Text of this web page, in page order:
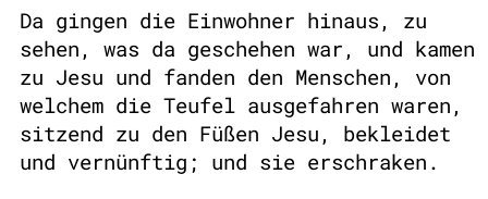
Da gingen die Einwohner hinaus, zu
sehen, was da geschehen war, und kamen
zu Jesu und fanden den Menschen, von
welchem die Teufel ausgefahren waren,
sitzend zu den Füßen Jesu, bekleidet
und vernünftig; und sie erschraken.